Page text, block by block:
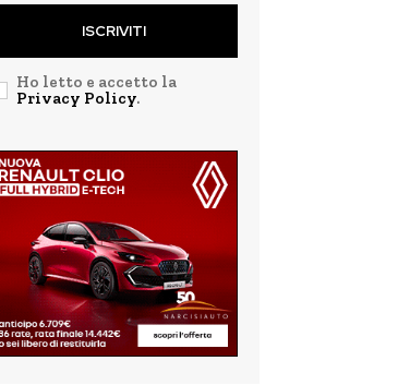
ISCRIVITI
Ho letto e accetto la
Privacy Policy.